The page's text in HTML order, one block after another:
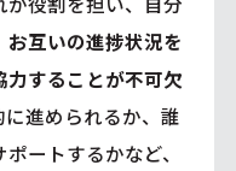
お互いの進捗状況を
することが不可欠
進められるか、誰
ートするかなど、